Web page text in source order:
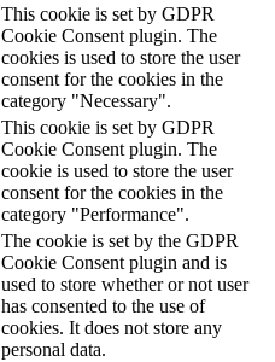
This cookie is set by GDPR
Cookie Consent plugin. The
cookies is used to store the user
consent for the cookies in the
category "Necessary".
This cookie is set by GDPR
Cookie Consent plugin. The
cookie is used to store the user
consent for the cookies in the
category "Performance".
The cookie is set by the GDPR
Cookie Consent plugin and is
used to store whether or not user
has consented to the use of
cookies. It does not store any
personal data.